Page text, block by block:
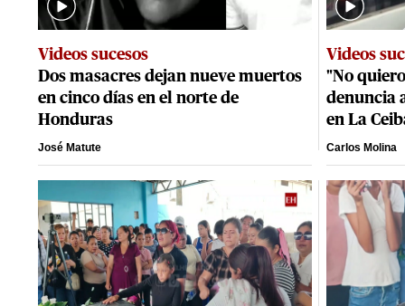
Videos sucesos
Dos masacres dejan nueve muertos
en cinco días en el norte de
Honduras
José Matute
Videos
"No
denuncia
en La
Carlos Molina